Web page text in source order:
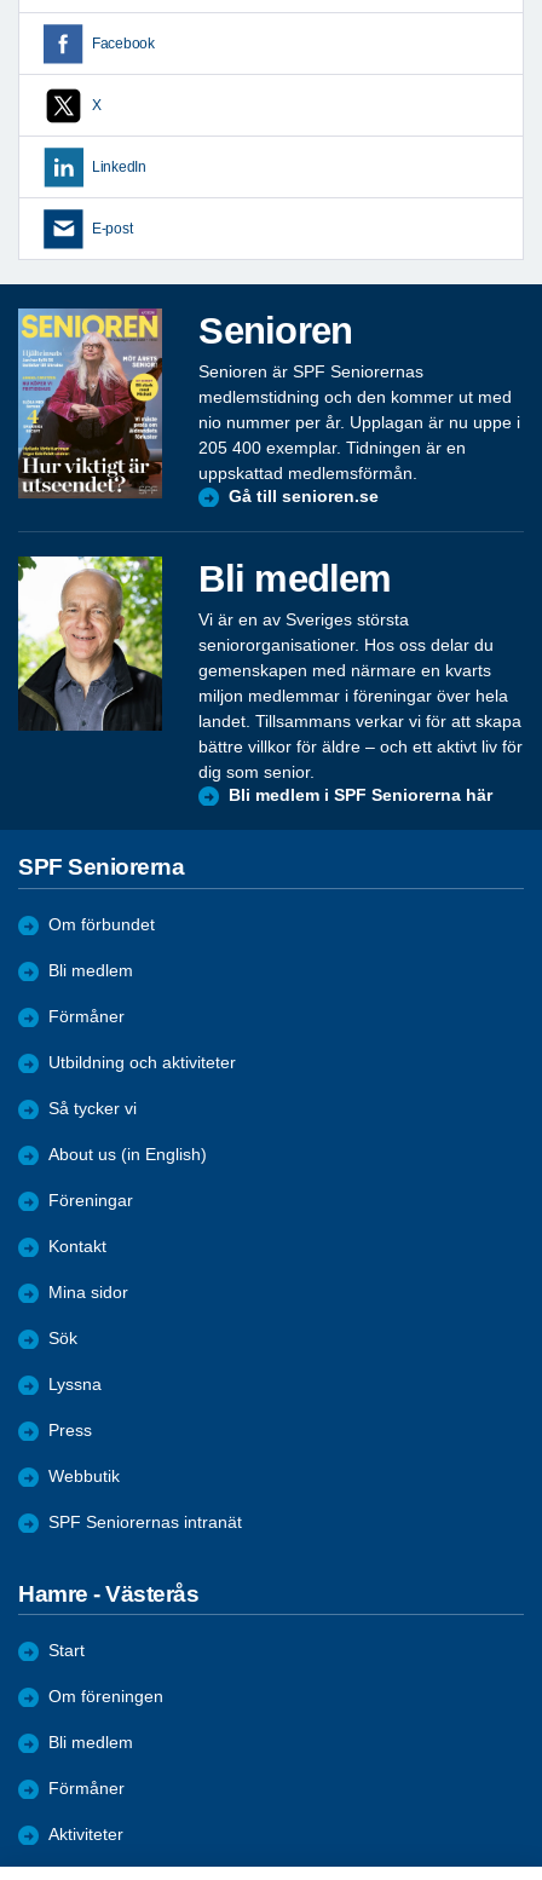
Facebook
X
LinkedIn
E-post
Senioren
Senioren är SPF Seniorernas
medlemstidning och den kommer ut med
nio nummer per år. Upplagan är nu uppe i
205 400 exemplar. Tidningen är en
uppskattad medlemsförmån.
Gå till senioren.se
Bli medlem
Vi är en av Sveriges största
seniororganisationer. Hos oss delar du
gemenskapen med närmare en kvarts
miljon medlemmar i föreningar över hela
landet. Tillsammans verkar vi för att skapa
bättre villkor för äldre – och ett aktivt liv för
dig som senior.
Bli medlem i SPF Seniorerna här
SPF Seniorerna
Om förbundet
Bli medlem
Förmåner
Utbildning och aktiviteter
Så tycker vi
About us (in English)
Föreningar
Kontakt
Mina sidor
Sök
Lyssna
Press
Webbutik
SPF Seniorernas intranät
Hamre - Västerås
Start
Om föreningen
Bli medlem
Förmåner
Aktiviteter